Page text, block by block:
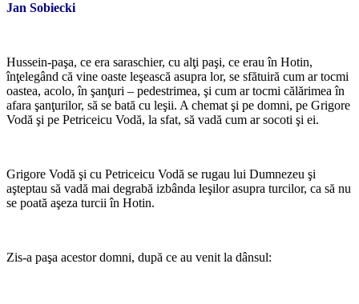
Jan Sobiecki
Hussein-paşa, ce era saraschier, cu alţi paşi, ce erau în Hotin,
înţelegând că vine oaste leşească asupra lor, se sfătuiră cum ar tocmi
oastea, acolo, în şanţuri – pedestrimea, şi cum ar tocmi călărimea în
afara şanţurilor, să se bată cu leşii. A chemat şi pe domni, pe Grigore
Vodă şi pe Petriceicu Vodă, la sfat, să vadă cum ar socoti şi ei.
Grigore Vodă şi cu Petriceicu Vodă se rugau lui Dumnezeu şi
aşteptau să vadă mai degrabă izbânda leşilor asupra turcilor, ca să nu
se poată aşeza turcii în Hotin.
Zis-a paşa acestor domni, după ce au venit la dânsul: